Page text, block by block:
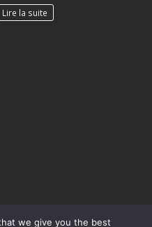
Lire la suite
we give you the best